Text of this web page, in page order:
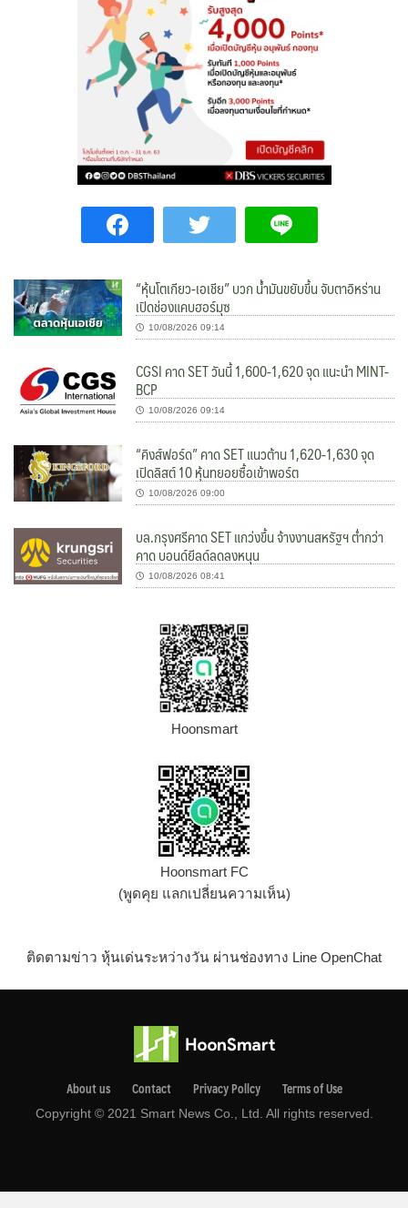
“หุ้นโตเกียว-เอเชีย” บวก น้ำมันขยับขึ้น จับตาอิหร่าน
เปิดช่องแคบฮอร์มุซ
10/08/2026 09:14
CGSI คาด SET วันนี้ 1,600-1,620 จุด แนะนำ MINT-
BCP
10/08/2026 09:14
“คิงส์ฟอร์ด” คาด SET แนวต้าน 1,620-1,630 จุด
เปิดลิสต์ 10 หุ้นทยอยซื้อเข้าพอร์ต
10/08/2026 09:00
บล.กรุงศรีคาด SET แกว่งขึ้น จ้างงานสหรัฐฯ ต่ำกว่า
คาด บอนด์ยีลด์ลดลงหนุน
10/08/2026 08:41
Hoonsmart
Hoonsmart FC
(พูดคุย แลกเปลี่ยนความเห็น)
ติดตามข่าว หุ้นเด่นระหว่างวัน ผ่านช่องทาง Line OpenChat
About us Contact Privacy Pollcy Terms of Use
Copyright © 2021 Smart News Co., Ltd. All rights reserved.